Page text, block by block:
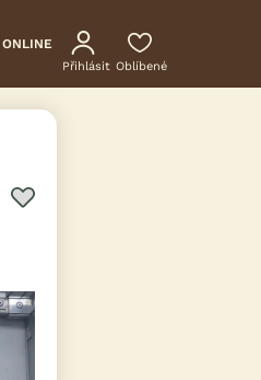
Přihlásit Oblíbené